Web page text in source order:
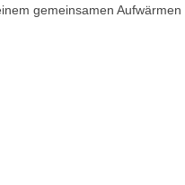
gemeinsamen